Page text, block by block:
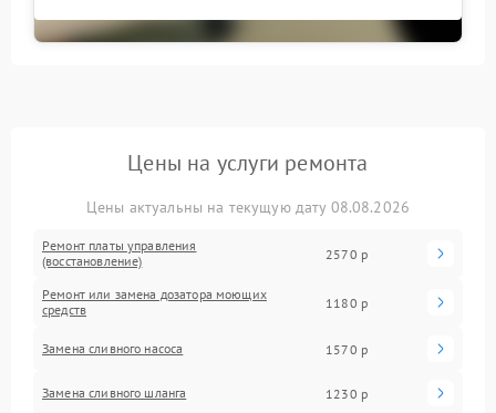
Цены на услуги ремонта
Цены актуальны на текущую дату 08.08.2026
Ремонт платы управления
(восстановление)
2570 р
Ремонт или замена дозатора моющих
средств
1180 р
Замена сливного насоса 1570 р
Замена сливного шланга 1230 р